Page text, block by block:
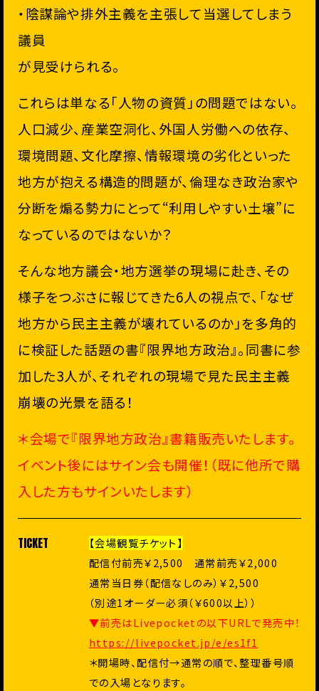
・陰謀論や排外主義を主張して当選してしまう
議員
が見受けられる。
これらは単なる「人物の資質」の問題ではない。
人口減少、産業空洞化、外国人労働への依存、
環境問題、文化摩擦、情報環境の劣化といった
地方が抱える構造的問題が、倫理なき政治家や
分断を煽る勢力にとって“利用しやすい土壌”に
なっているのではないか？
そんな地方議会・地方選挙の現場に赴き、その
様子をつぶさに報じてきた6人の視点で、「なぜ
地方から民主主義が壊れているのか」を多角的
に検証した話題の書『限界地方政治』。同書に参
加した3人が、それぞれの現場で見た民主主義
崩壊の光景を語る！
＊会場で『限界地方政治』書籍販売いたします。
イベント後にはサイン会も開催！（既に他所で購
入した方もサインいたします）
TICKET
【会場観覧チケット】
配信付前売￥2,500 通常前売￥2,000
通常当日券（配信なしのみ）￥2,500
（別途1オーダー必須（￥600以上））
▼前売はLivepocketの以下URLで発売中！
https://livepocket.jp/e/es1f1
＊開場時、配信付→通常の順で、整理番号順
での入場となります。